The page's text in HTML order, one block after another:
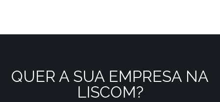
QUER A SUA EMPRESA NA
LISCOM?